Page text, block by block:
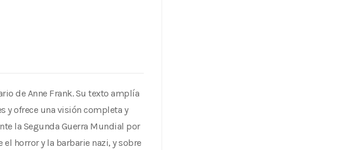
de Anne Frank. Su texto amplía
y ofrece una visión completa y
la Segunda Guerra Mundial por
horror y la barbarie nazi, y sobre